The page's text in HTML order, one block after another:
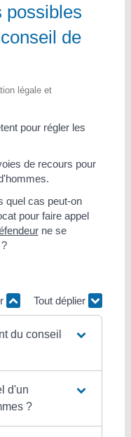
possibles
de
légale et
pour régler les
de recours pour
quel cas peut-on
pour faire appel
ne se
Tout déplier
du conseil
d'un
?